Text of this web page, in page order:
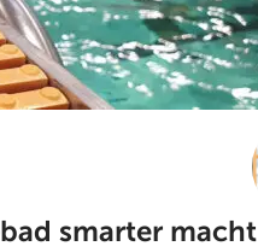
smarter macht